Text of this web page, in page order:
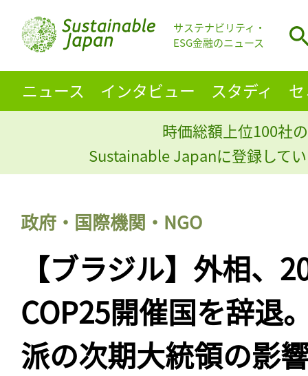
サステナビリティ・
ESG金融のニュース
ニュース インタビュー スタディ
時価総額上位100社
Sustainable Japanに登録して
政府・国際機関・NGO
【ブラジル】外相、
COP25開催国を辞退
派の次期大統領の影